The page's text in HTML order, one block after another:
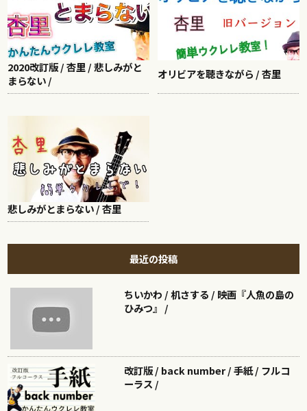
2020改訂版 / 杏里 / 悲しみがと
まらない /
オリビアを聴きながら / 杏里
悲しみがとまらない / 杏里
最近の投稿
ちいかわ / 机さする / 映画『人魚の島の
ひみつ』 /
改訂版 / back number / 手紙 / フルコ
ーラス /